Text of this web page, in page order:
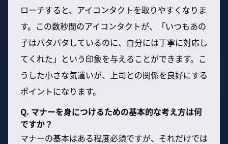
ローチすると、アイコンタクトを取りやすくなりま
す。この数秒間のアイコンタクトが、「いつもあの
子はバタバタしているのに、自分には丁寧に対応し
てくれた」という印象を与えることができます。こ
うした小さな気遣いが、上司との関係を良好にする
ポイントになります。
Q. マナーを身につけるための基本的な考え方は何
ですか？
マナーの基本はある程度必須ですが、それだけでは